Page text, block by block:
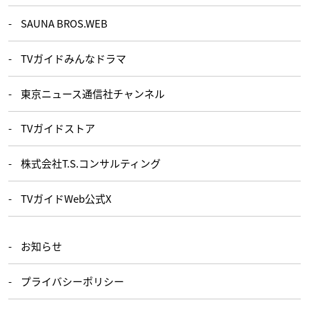
SAUNA BROS.WEB
TVガイドみんなドラマ
東京ニュース通信社チャンネル
TVガイドストア
株式会社T.S.コンサルティング
TVガイドWeb公式X
お知らせ
プライバシーポリシー